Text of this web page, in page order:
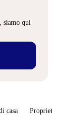
siamo qui
casa